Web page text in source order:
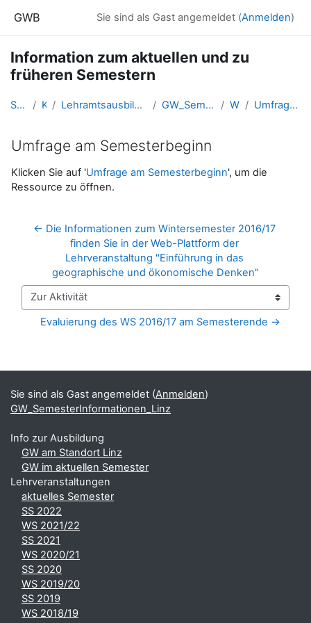
GWB Sie sind als Gast angemeldet (Anmelden)
Information zum aktuellen und zu
früheren Semestern
Startseite Kurse Lehramtsausbildung GW im Cluster Österreich Mitte GW_SemesterInformationen_Linz WS 2016 Umfrage am Semesterbeginn
Umfrage am Semesterbeginn
Abschlussbedingungen
Klicken Sie auf 'Umfrage am Semesterbeginn', um die
Ressource zu öffnen.
← Die Informationen zum Wintersemester 2016/17
finden Sie in der Web-Plattform der
Lehrveranstaltung "Einführung in das
geographische und ökonomische Denken"
Zur Aktivität
Evaluierung des WS 2016/17 am Semesterende →
Ergänzungsblöcke
Sie sind als Gast angemeldet (Anmelden)
GW_SemesterInformationen_Linz
Info zur Ausbildung
GW am Standort Linz
GW im aktuellen Semester
Lehrveranstaltungen
aktuelles Semester
SS 2022
WS 2021/22
SS 2021
WS 2020/21
SS 2020
WS 2019/20
SS 2019
WS 2018/19